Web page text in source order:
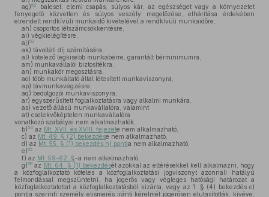
ag)52
baleset, elemi csapás, súlyos kár, az egészséget vagy a környezetet
fenyegető közvetlen és súlyos veszély megelőzése, elhárítása érdekében
elrendelt rendkívüli munkaidő kivételével a rendkívüli munkaidőre,
ah) csoportos létszámcsökkentésre,
ai) végkielégítésre,
aj)53
ak) távolléti díj számítására,
al) kötelező legkisebb munkabérre, garantált bérminimumra,
am) munkavállalói biztosítékra,
an) munkakör megosztásra,
ao) több munkáltató által létesített munkaviszonyra,
ap) távmunkavégzésre,
aq) bedolgozói munkaviszonyra,
ar) egyszerűsített foglalkoztatásra vagy alkalmi munkára,
as) vezető állású munkavállalóra, valamint
at) cselekvőképtelen munkavállalóra
vonatkozó szabályai nem alkalmazhatók,
b)54 az Mt. XVII. és XVIII. fejezete nem alkalmazható,
c) az Mt. 49. § (2) bekezdése nem alkalmazható,
d) az Mt. 55. § (1) bekezdés h) pontja nem alkalmazható,
e)55
f) az Mt. 59–62. §-a nem alkalmazható,
g)56 az Mt. 64. § (1) bekezdését azokkal az eltérésekkel kell alkalmazni, hogy
a közfoglalkoztató köteles a közfoglalkoztatási jogviszonyt azonnali hatályú
felmondással megszüntetni, ha jogerős vagy végleges hatósági határozat a
közfoglalkoztatottat a közfoglalkoztatásból kizárta, vagy az 1. § (4) bekezdés c)
pontja szerinti személy elismerés iránti kérelmét jogerősen elutasították, kivéve,